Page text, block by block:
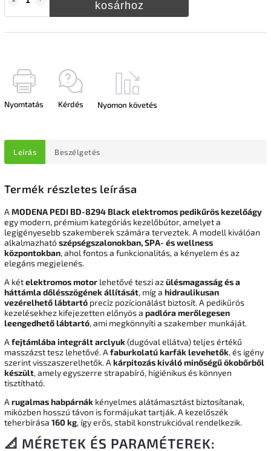
kosárhoz
Nyomtatás Kérdés Nyomon követés
Leírás Beszélgetés
Termék részletes leírása
A MODENA PEDI BD-8294 Black elektromos pedikűrös kezelőágy
egy modern, prémium kategóriás kezelőbútor, amelyet a
legigényesebb szakemberek számára terveztek. A modell kiválóan
alkalmazhatószépségszalonokban, SPA- és wellness
központokban, ahol fontos a funkcionalitás, a kényelem és az
elegáns megjelenés.
A kételektromos motor lehetővé teszi azülésmagasság és a
háttámla dőlésszögének állítását, míg a hidraulikusan
vezérelhető lábtartó precíz pozícionálást biztosít. A pedikűrös
kezelésekhez kifejezetten előnyös a padlóra merőlegesen
leengedhető lábtartó, ami megkönnyíti a szakember munkáját.
A fejtámlába integrált arclyuk(dugóval ellátva) teljes értékű
masszázst tesz lehetővé. A faburkolatú karfák levehetők, és igény
szerint visszaszerelhetők. A kárpitozás kiváló minőségű ökobőrből
készült, amely egyszerre strapabíró, higiénikus és könnyen
tisztítható.
A rugalmas habpárnák kényelmes alátámasztást biztosítanak,
miközben hosszú távon is formájukat tartják. A kezelőszék
teherbírása 160 kg, így erős, stabil konstrukcióval rendelkezik.
📐 MÉRETEK ÉS PARAMÉTEREK: